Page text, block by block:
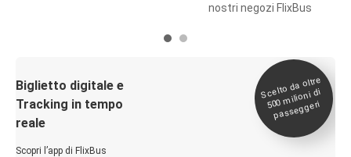
nostri negozi FlixBus
Biglietto digitale e
Tracking in tempo
reale
Scopri l’app di FlixBus
Scelto da oltre
500
milioni di
passeggeri